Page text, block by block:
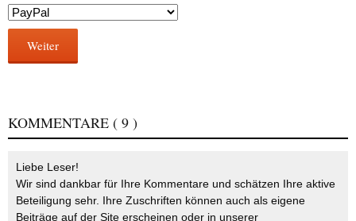
Weiter
KOMMENTARE ( 9 )
Liebe Leser!
Wir sind dankbar für Ihre Kommentare und schätzen Ihre aktive
Beteiligung sehr. Ihre Zuschriften können auch als eigene
Beiträge auf der Site erscheinen oder in unserer